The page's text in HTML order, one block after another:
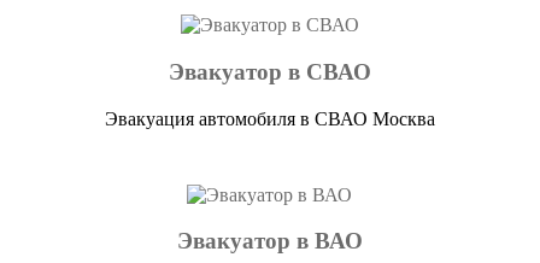
Эвакуатор в СВАО
Эвакуация автомобиля в СВАО Москва
Эвакуатор в ВАО